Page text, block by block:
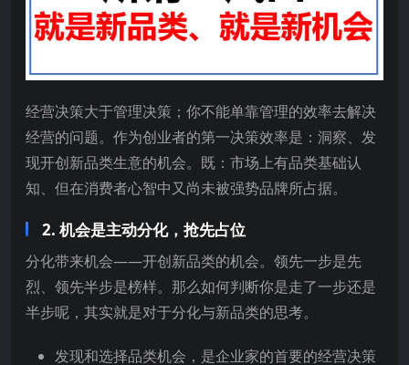
经营决策大于管理决策；你不能单靠管理的效率去解决
经营的问题。作为创业者的第一决策效率是：洞察、发
现开创新品类生意的机会。既：市场上有品类基础认
知、但在消费者心智中又尚未被强势品牌所占据。
2. 机会是主动分化，抢先占位
分化带来机会——开创新品类的机会。领先一步是先
烈、领先半步是榜样。那么如何判断你是走了一步还是
半步呢，其实就是对于分化与新品类的思考。
发现和选择品类机会，是企业家的首要的经营决策